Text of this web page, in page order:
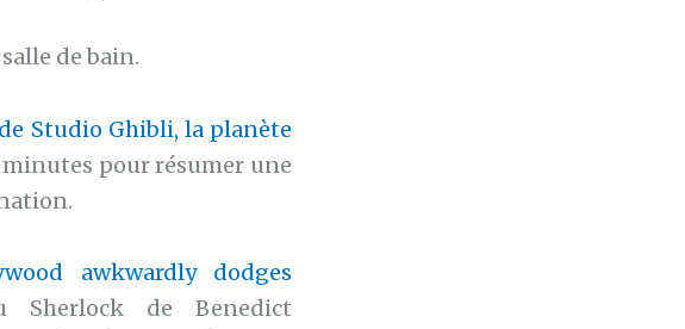
de bain.
Studio Ghibli, la planète
minutes pour résumer une
awkwardly dodges
Sherlock de Benedict